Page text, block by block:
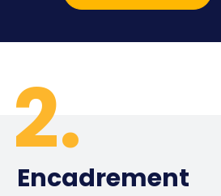
2.
Encadrement